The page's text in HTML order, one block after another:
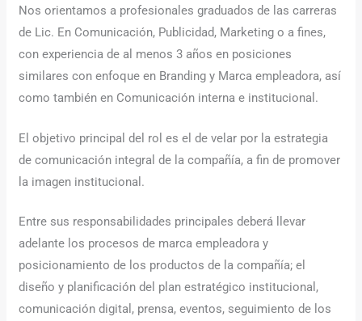
Nos orientamos a profesionales graduados de las carreras
de Lic. En Comunicación, Publicidad, Marketing o a fines,
con experiencia de al menos 3 años en posiciones
similares con enfoque en Branding y Marca empleadora, así
como también en Comunicación interna e institucional.
El objetivo principal del rol es el de velar por la estrategia
de comunicación integral de la compañía, a fin de promover
la imagen institucional.
Entre sus responsabilidades principales deberá llevar
adelante los procesos de marca empleadora y
posicionamiento de los productos de la compañía; el
diseño y planificación del plan estratégico institucional,
comunicación digital, prensa, eventos, seguimiento de los